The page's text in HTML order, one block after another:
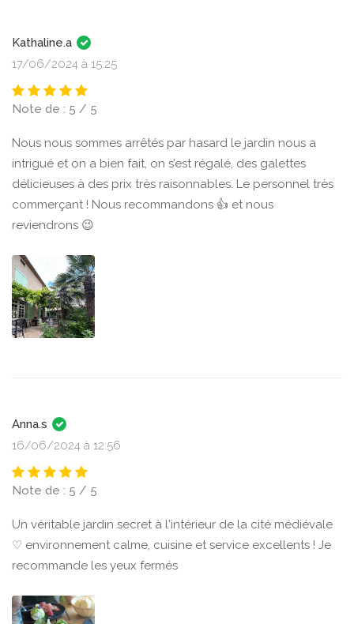
Kathaline.a
17/06/2024 à 15:25
Note de : 5 / 5
Nous nous sommes arrêtés par hasard le jardin nous a
intrigué et on a bien fait, on s’est régalé, des galettes
délicieuses à des prix très raisonnables. Le personnel très
commerçant ! Nous recommandons 👍 et nous
reviendrons 😉
Anna.s
16/06/2024 à 12:56
Note de : 5 / 5
Un véritable jardin secret à l'intérieur de la cité médiévale
♡ environnement calme, cuisine et service excellents ! Je
recommande les yeux fermés